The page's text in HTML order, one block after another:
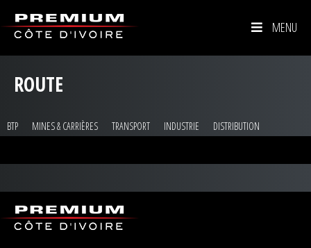
MENU
ROUTE
BTP MINES & CARRIÈRES TRANSPORT INDUSTRIE DISTRIBUTION